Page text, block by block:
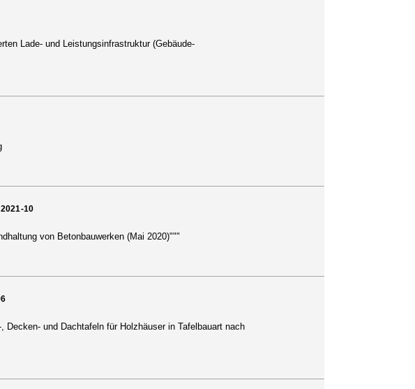
Lade- und Leistungsinfrastruktur (Gebäude-
10
von Betonbauwerken (Mai 2020)"""
Decken- und Dachtafeln für Holzhäuser in Tafelbauart nach